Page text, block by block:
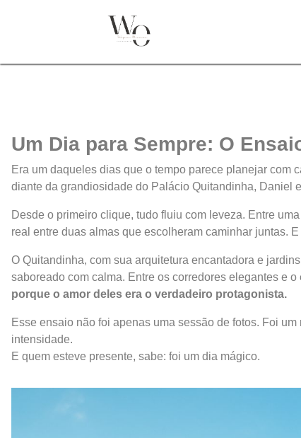
Um Dia para Sempre: O
Era um daqueles dias que o tempo parece planejar com
diante da grandiosidade do Palácio Quitandinha, Daniel
Desde o primeiro clique, tudo fluiu com leveza. Entre
real entre duas almas que escolheram caminhar juntas.
O Quitandinha, com sua arquitetura encantadora e
saboreado com calma. Entre os corredores elegantes e
porque o amor deles era o verdadeiro protagonista.
Esse ensaio não foi apenas uma sessão de fotos. Foi
intensidade.
E quem esteve presente, sabe: foi um dia mágico.